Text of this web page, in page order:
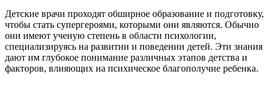
Детские врачи проходят обширное образование и подготовку,
чтобы стать супергероями, которыми они являются. Обычно
они имеют ученую степень в области психологии,
специализируясь на развитии и поведении детей. Эти знания
дают им глубокое понимание различных этапов детства и
факторов, влияющих на психическое благополучие ребенка.